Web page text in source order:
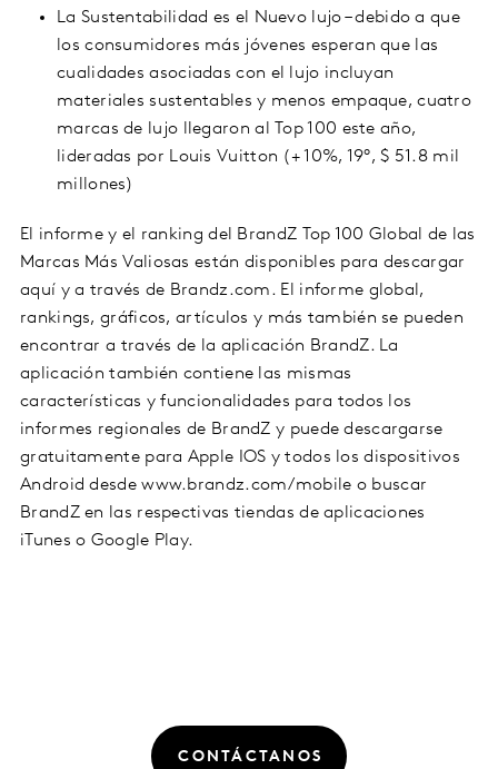
La Sustentabilidad es el Nuevo lujo – debido a que
los consumidores más jóvenes esperan que las
cualidades asociadas con el lujo incluyan
materiales sustentables y menos empaque, cuatro
marcas de lujo llegaron al Top 100 este año,
lideradas por Louis Vuitton (+ 10%, 19°, $ 51.8 mil
millones)
El informe y el ranking del BrandZ Top 100 Global de las
Marcas Más Valiosas están disponibles para descargar
aquí y a través de Brandz.com. El informe global,
rankings, gráficos, artículos y más también se pueden
encontrar a través de la aplicación BrandZ. La
aplicación también contiene las mismas
características y funcionalidades para todos los
informes regionales de BrandZ y puede descargarse
gratuitamente para Apple IOS y todos los dispositivos
Android desde www.brandz.com/mobile o buscar
BrandZ en las respectivas tiendas de aplicaciones
iTunes o Google Play.
CONTÁCTANOS